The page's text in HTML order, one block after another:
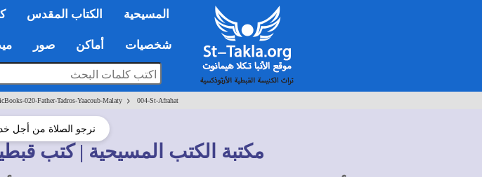
المسيحية الكتاب المقدس
شخصيات أماكن صور
020-Father-Tadros-Yaacoub-Malaty> 004-St-Afrahat
نرجو الصلاة من أجل
مكتبة الكتب المسيحية | كتب